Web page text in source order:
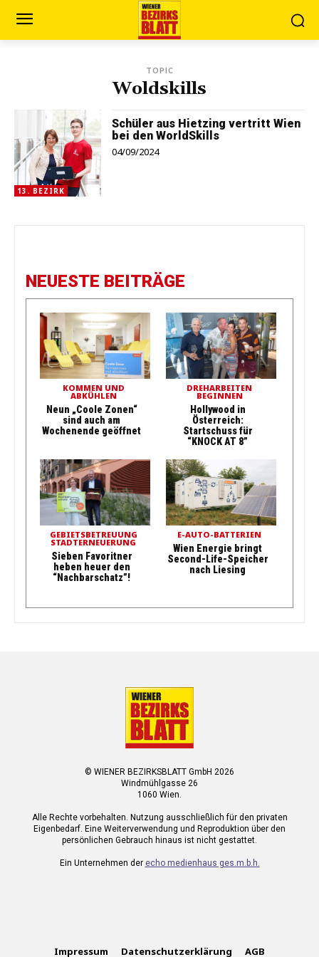
TOPIC
Woldskills
13. BEZIRK
Schüler aus Hietzing vertritt Wien
bei den WorldSkills
04/09/2024
NEUESTE BEITRÄGE
KOMMEN UND
ABKÜHLEN
Neun „Coole Zonen“
sind auch am
Wochenende geöffnet
DREHARBEITEN
BEGINNEN
Hollywood in
Österreich:
Startschuss für
“KNOCK AT 8”
GEBIETSBETREUUNG
STADTERNEUERUNG
Sieben Favoritner
heben heuer den
“Nachbarschatz”!
E-AUTO-BATTERIEN
Wien Energie bringt
Second-Life-Speicher
nach Liesing
© WIENER BEZIRKSBLATT GmbH 2026
Windmühlgasse 26
1060 Wien.
Alle Rechte vorbehalten. Nutzung ausschließlich für den privaten
Eigenbedarf. Eine Weiterverwendung und Reproduktion über den
persönlichen Gebrauch hinaus ist nicht gestattet.
Ein Unternehmen der echo medienhaus ges.m.b.h.
Impressum Datenschutzerklärung AGB